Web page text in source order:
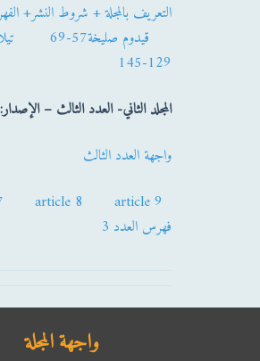
التعريف بالمجلة + شروط النشر+
قيدوم صليخة57-69
129-145
المجلد الثاني- العدد الثالث – الإصدار:
واجهة العدد الثالث
article 8
article 9
فهرس العدد 3
واجهة المجلة